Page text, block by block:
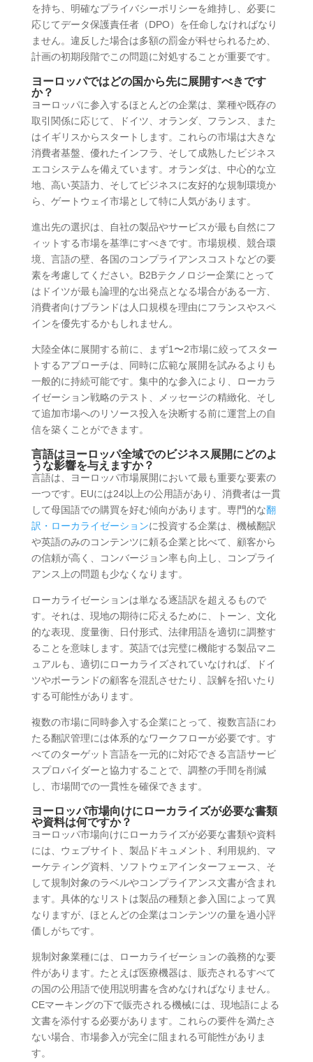
を持ち、明確なプライバシーポリシーを維持し、必要に
応じてデータ保護責任者（DPO）を任命しなければなり
ません。違反した場合は多額の罰金が科せられるため、
計画の初期段階でこの問題に対処することが重要です。
ヨーロッパではどの国から先に展開すべきです
か？
ヨーロッパに参入するほとんどの企業は、業種や既存の
取引関係に応じて、ドイツ、オランダ、フランス、また
はイギリスからスタートします。これらの市場は大きな
消費者基盤、優れたインフラ、そして成熟したビジネス
エコシステムを備えています。オランダは、中心的な立
地、高い英語力、そしてビジネスに友好的な規制環境か
ら、ゲートウェイ市場として特に人気があります。
進出先の選択は、自社の製品やサービスが最も自然にフ
ィットする市場を基準にすべきです。市場規模、競合環
境、言語の壁、各国のコンプライアンスコストなどの要
素を考慮してください。B2Bテクノロジー企業にとって
はドイツが最も論理的な出発点となる場合がある一方、
消費者向けブランドは人口規模を理由にフランスやスペ
インを優先するかもしれません。
大陸全体に展開する前に、まず1〜2市場に絞ってスター
トするアプローチは、同時に広範な展開を試みるよりも
一般的に持続可能です。集中的な参入により、ローカラ
イゼーション戦略のテスト、メッセージの精緻化、そし
て追加市場へのリソース投入を決断する前に運営上の自
信を築くことができます。
言語はヨーロッパ全域でのビジネス展開にどのよ
うな影響を与えますか？
言語は、ヨーロッパ市場展開において最も重要な要素の
一つです。EUには24以上の公用語があり、消費者は一貫
して母国語での購買を好む傾向があります。専門的な翻
訳・ローカライゼーションに投資する企業は、機械翻訳
や英語のみのコンテンツに頼る企業と比べて、顧客から
の信頼が高く、コンバージョン率も向上し、コンプライ
アンス上の問題も少なくなります。
ローカライゼーションは単なる逐語訳を超えるもので
す。それは、現地の期待に応えるために、トーン、文化
的な表現、度量衡、日付形式、法律用語を適切に調整す
ることを意味します。英語では完璧に機能する製品マニ
ュアルも、適切にローカライズされていなければ、ドイ
ツやポーランドの顧客を混乱させたり、誤解を招いたり
する可能性があります。
複数の市場に同時参入する企業にとって、複数言語にわ
たる翻訳管理には体系的なワークフローが必要です。す
べてのターゲット言語を一元的に対応できる言語サービ
スプロバイダーと協力することで、調整の手間を削減
し、市場間での一貫性を確保できます。
ヨーロッパ市場向けにローカライズが必要な書類
や資料は何ですか？
ヨーロッパ市場向けにローカライズが必要な書類や資料
には、ウェブサイト、製品ドキュメント、利用規約、マ
ーケティング資料、ソフトウェアインターフェース、そ
して規制対象のラベルやコンプライアンス文書が含まれ
ます。具体的なリストは製品の種類と参入国によって異
なりますが、ほとんどの企業はコンテンツの量を過小評
価しがちです。
規制対象業種には、ローカライゼーションの義務的な要
件があります。たとえば医療機器は、販売されるすべて
の国の公用語で使用説明書を含めなければなりません。
CEマーキングの下で販売される機械には、現地語による
文書を添付する必要があります。これらの要件を満たさ
ない場合、市場参入が完全に阻まれる可能性がありま
す。